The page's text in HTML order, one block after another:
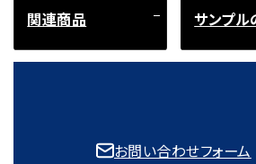
関連商品 サンプル
お問い合わせフォーム